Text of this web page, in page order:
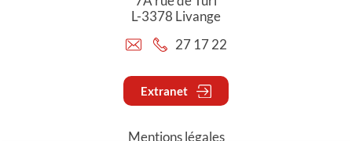
L-3378 Livange
27 17 22
Extranet
Mentions légales